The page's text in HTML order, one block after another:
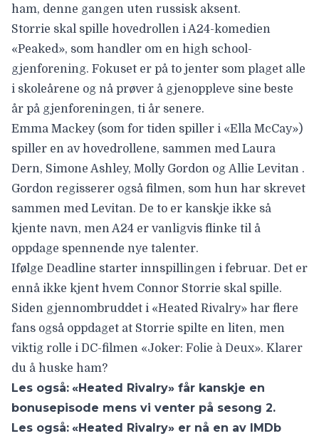
ham, denne gangen uten russisk aksent.
Storrie skal spille hovedrollen i A24-komedien
«Peaked», som handler om en high school-
gjenforening. Fokuset er på to jenter som plaget alle
i skoleårene og nå prøver å gjenoppleve sine beste
år på gjenforeningen, ti år senere.
Emma Mackey(som for tiden spiller i «Ella McCay»)
spiller en av hovedrollene, sammen med Laura
Dern, Simone Ashley, Molly Gordon og Allie Levitan .
Gordon regisserer også filmen, som hun har skrevet
sammen med Levitan. De to er kanskje ikke så
kjente navn, men A24 er vanligvis flinke til å
oppdage spennende nye talenter.
Ifølge Deadline starter innspillingen i februar. Det er
ennå ikke kjent hvem Connor Storrie skal spille.
Siden gjennombruddet i «Heated Rivalry» har flere
fans også oppdaget at Storrie spilte en liten, men
viktig rolle i DC-filmen «Joker: Folie à Deux». Klarer
du å huske ham?
Les også: «Heated Rivalry» får kanskje en
bonusepisode mens vi venter på sesong 2.
Les også: «Heated Rivalry» er nå en av IMDb